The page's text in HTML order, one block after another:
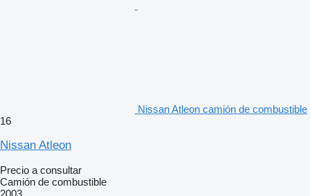
Nissan Atleon camión de combustible
16
Nissan Atleon
Precio a consultar
Camión de combustible